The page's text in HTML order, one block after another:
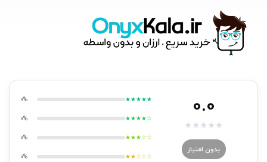
0.0
★
★
★
★
★
بدون امتیاز
★★★★★
0%
★★★★☆
0%
★★★☆☆
0%
★★☆☆☆
0%